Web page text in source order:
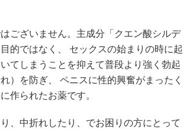
ございません。主成分「クエン酸シルデ
的ではなく、 セックスの始まりの時に起
てしまうことを抑えて普段より強く勃起
）を防ぎ、 ペニスに性的興奮がまったく
作られたお薬です。
、中折れしたり、でお困りの方にとって